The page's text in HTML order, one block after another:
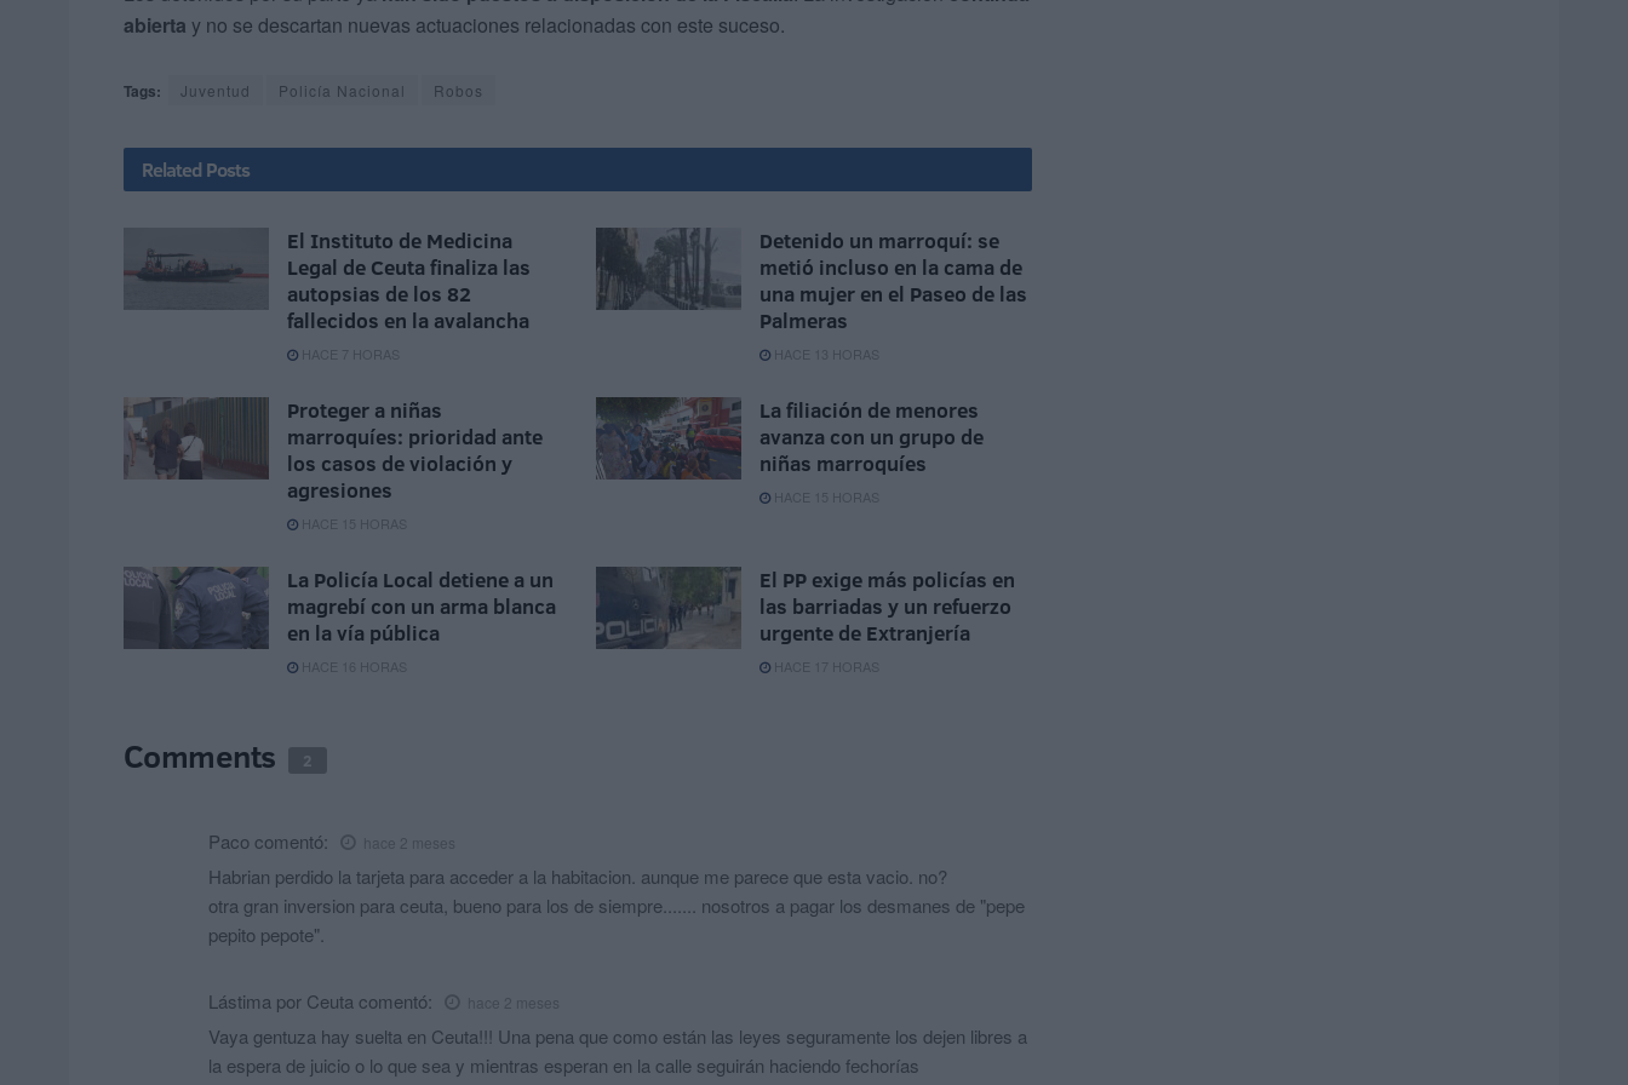
abierta y no se descartan nuevas actuaciones relacionadas con este suceso.
Tags: Juventud Policía Nacional Robos
Related Posts
El Instituto de Medicina
Legal de Ceuta finaliza las
autopsias de los 82
fallecidos en la avalancha
HACE 7 HORAS
Detenido un marroquí: se
metió incluso en la cama de
una mujer en el Paseo de las
Palmeras
HACE 13 HORAS
Proteger a niñas
marroquíes: prioridad ante
los casos de violación y
agresiones
HACE 15 HORAS
La filiación de menores
avanza con un grupo de
niñas marroquíes
HACE 15 HORAS
La Policía Local detiene a un
magrebí con un arma blanca
en la vía pública
HACE 16 HORAS
El PP exige más policías en
las barriadas y un refuerzo
urgente de Extranjería
HACE 17 HORAS
Comments 2
Paco comentó: hace 2 meses
Habrian perdido la tarjeta para acceder a la habitacion. aunque me parece que esta vacio. no?
otra gran inversion para ceuta, bueno para los de siempre....... nosotros a pagar los desmanes de "pepe
pepito pepote".
Lástima por Ceuta comentó: hace 2 meses
Vaya gentuza hay suelta en Ceuta!!! Una pena que como están las leyes seguramente los dejen libres a
la espera de juicio o lo que sea y mientras esperan en la calle seguirán haciendo fechorías